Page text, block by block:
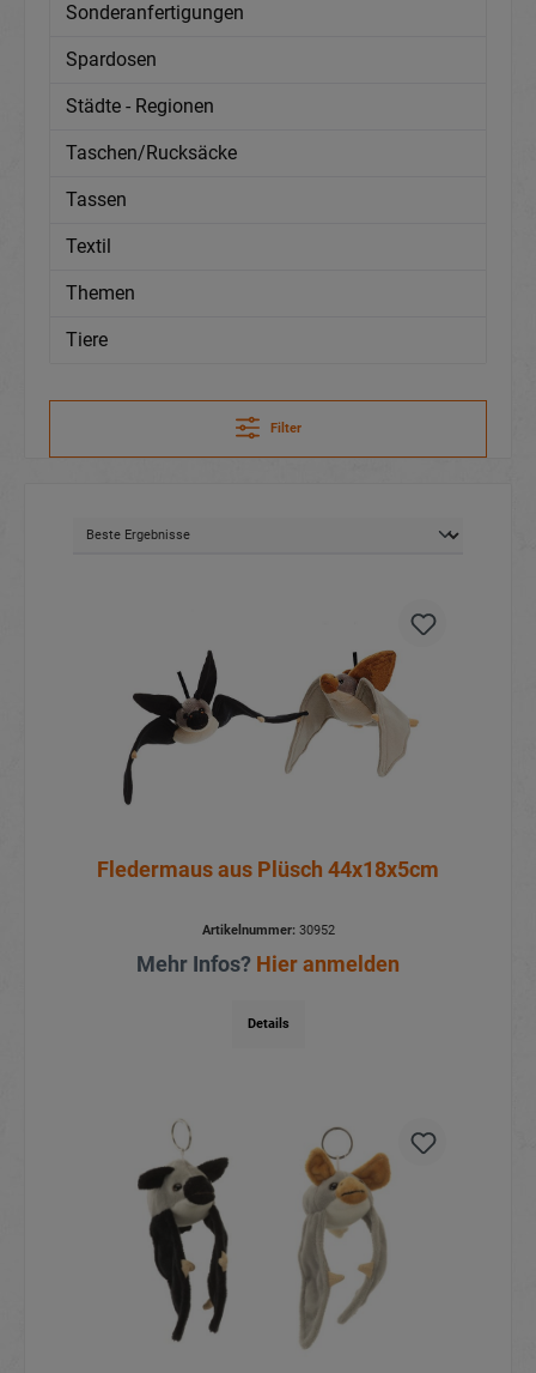
Sonderanfertigungen
Spardosen
Städte - Regionen
Taschen/Rucksäcke
Tassen
Textil
Themen
Tiere
Filter
Fledermaus aus Plüsch 44x18x5cm
Artikelnummer:30952
Mehr Infos? Hier anmelden
Details